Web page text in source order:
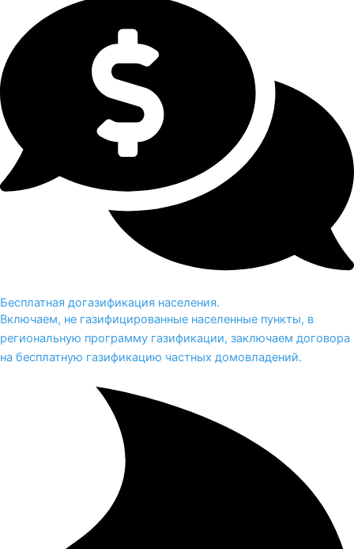
Бесплатная догазификация населения.
Включаем, не газифицированные населенные пункты, в
региональную программу газификации, заключаем договора
на бесплатную газификацию частных домовладений.